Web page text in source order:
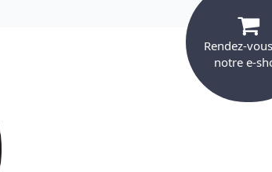
Rendez-
notre e-